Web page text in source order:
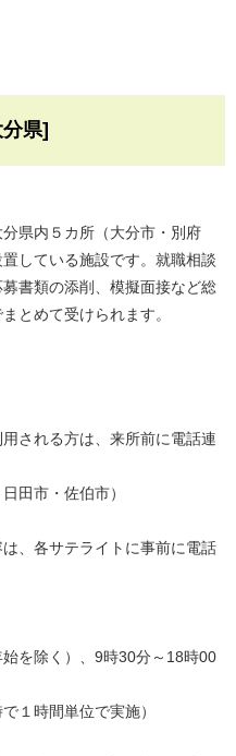
県]
県内５カ所（大分市・別府
している施設です。就職相談
書類の添削、模擬面接など総
とめて受けられます。
される方は、来所前に電話連
田市・佐伯市）
各サテライトに事前に電話
を除く）、9時30分～18時00
時間単位で実施）